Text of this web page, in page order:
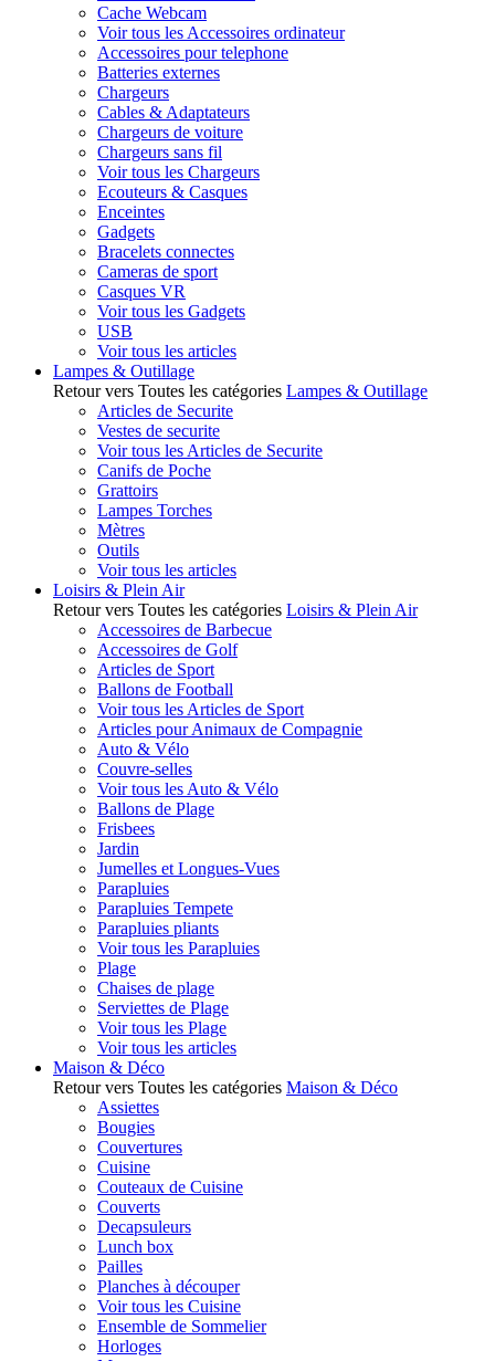
Cache Webcam
Voir tous les Accessoires ordinateur
Accessoires pour telephone
Batteries externes
Chargeurs
Cables & Adaptateurs
Chargeurs de voiture
Chargeurs sans fil
Voir tous les Chargeurs
Ecouteurs & Casques
Enceintes
Gadgets
Bracelets connectes
Cameras de sport
Casques VR
Voir tous les Gadgets
USB
Voir tous les articles
Lampes & Outillage
Retour vers Toutes les catégories Lampes & Outillage
Articles de Securite
Vestes de securite
Voir tous les Articles de Securite
Canifs de Poche
Grattoirs
Lampes Torches
Mètres
Outils
Voir tous les articles
Loisirs & Plein Air
Retour vers Toutes les catégories Loisirs & Plein Air
Accessoires de Barbecue
Accessoires de Golf
Articles de Sport
Ballons de Football
Voir tous les Articles de Sport
Articles pour Animaux de Compagnie
Auto & Vélo
Couvre-selles
Voir tous les Auto & Vélo
Ballons de Plage
Frisbees
Jardin
Jumelles et Longues-Vues
Parapluies
Parapluies Tempete
Parapluies pliants
Voir tous les Parapluies
Plage
Chaises de plage
Serviettes de Plage
Voir tous les Plage
Voir tous les articles
Maison & Déco
Retour vers Toutes les catégories Maison & Déco
Assiettes
Bougies
Couvertures
Cuisine
Couteaux de Cuisine
Couverts
Decapsuleurs
Lunch box
Pailles
Planches à découper
Voir tous les Cuisine
Ensemble de Sommelier
Horloges